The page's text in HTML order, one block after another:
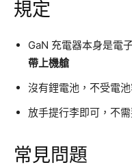
規定
GaN 充電器本身是電
帶上機艙
沒有鋰電池，不受電
放手提行李即可，不
常見問題